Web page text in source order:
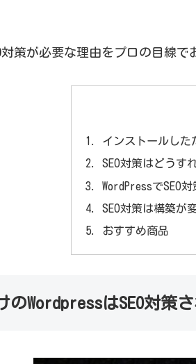
策が必要な理由をプロの目線で
インストールした
SEO対策はどうす
WordPressでSEO
SEO対策は構築が
おすすめ商品
WordpressはSEO対策